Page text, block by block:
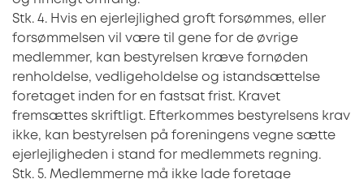
Stk. 4. Hvis en ejerlejlighed groft forsømmes, eller
forsømmelsen vil være til gene for de øvrige
medlemmer, kan bestyrelsen kræve fornøden
renholdelse, vedligeholdelse og istandsættelse
foretaget inden for en fastsat frist. Kravet
fremsættes skriftligt. Efterkommes bestyrelsens krav
ikke, kan bestyrelsen på foreningens vegne sætte
ejerlejligheden i stand for medlemmets regning.
Stk. 5. Medlemmerne må ikke lade foretage